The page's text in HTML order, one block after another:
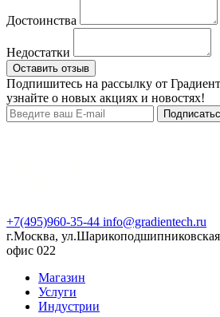
Достоинства
Недостатки
Оставить отзыв
Подпишитесь на рассылку от
узнайте о новых акциях и новостях!
+7(495)960-35-44 info@gradientech.ru
г.Москва,
офис 022
Магазин
Услуги
Индустрии